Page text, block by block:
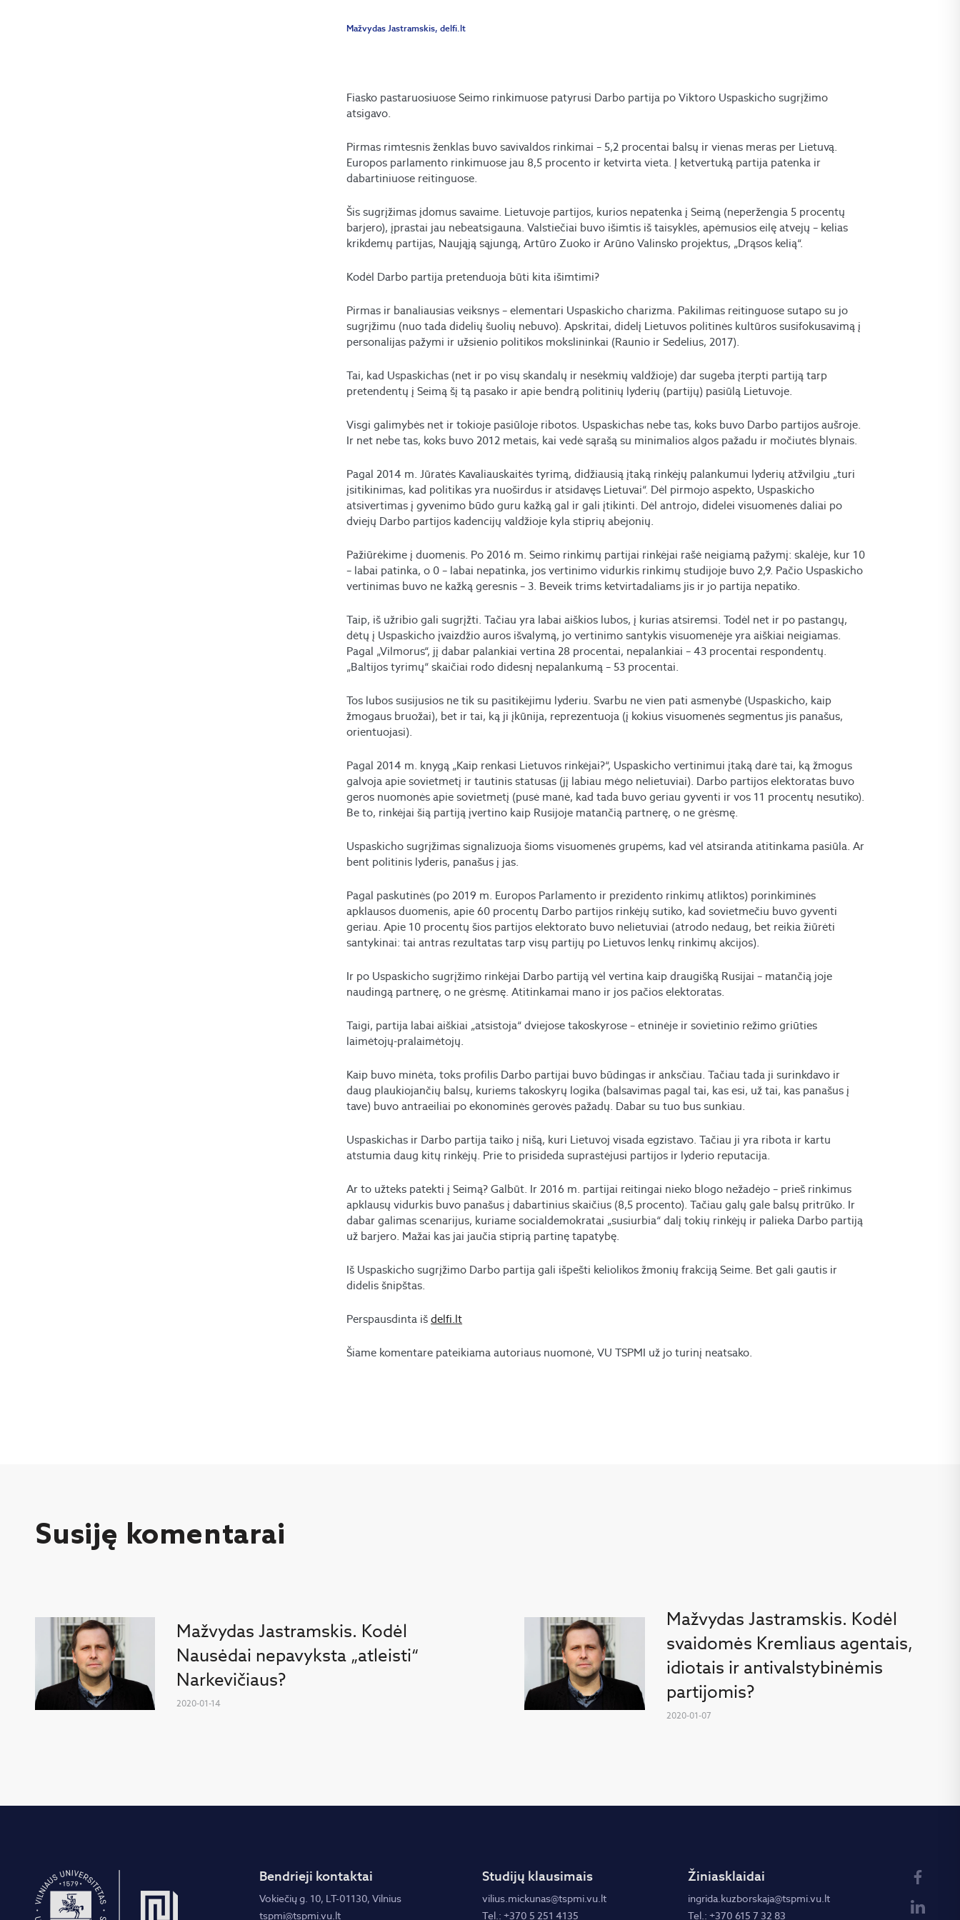
Mažvydas Jastramskis, delfi.lt
Fiasko pastaruosiuose Seimo rinkimuose patyrusi Darbo partija po Viktoro Uspaskicho sugrįžimo
atsigavo.
Pirmas rimtesnis ženklas buvo savivaldos rinkimai – 5,2 procentai balsų ir vienas meras per Lietuvą.
Europos parlamento rinkimuose jau 8,5 procento ir ketvirta vieta. Į ketvertuką partija patenka ir
dabartiniuose reitinguose.
Šis sugrįžimas įdomus savaime. Lietuvoje partijos, kurios nepatenka į Seimą (neperžengia 5 procentų
barjero), įprastai jau nebeatsigauna. Valstiečiai buvo išimtis iš taisyklės, apėmusios eilę atvejų – kelias
krikdemų partijas, Naująją sąjungą, Artūro Zuoko ir Arūno Valinsko projektus, „Drąsos kelią“.
Kodėl Darbo partija pretenduoja būti kita išimtimi?
Pirmas ir banaliausias veiksnys – elementari Uspaskicho charizma. Pakilimas reitinguose sutapo su jo
sugrįžimu (nuo tada didelių šuolių nebuvo). Apskritai, didelį Lietuvos politinės kultūros susifokusavimą į
personalijas pažymi ir užsienio politikos mokslininkai (Raunio ir Sedelius, 2017).
Tai, kad Uspaskichas (net ir po visų skandalų ir nesėkmių valdžioje) dar sugeba įterpti partiją tarp
pretendentų į Seimą šį tą pasako ir apie bendrą politinių lyderių (partijų) pasiūlą Lietuvoje.
Visgi galimybės net ir tokioje pasiūloje ribotos. Uspaskichas nebe tas, koks buvo Darbo partijos aušroje.
Ir net nebe tas, koks buvo 2012 metais, kai vedė sąrašą su minimalios algos pažadu ir močiutės blynais.
Pagal 2014 m. Jūratės Kavaliauskaitės tyrimą, didžiausią įtaką rinkėjų palankumui lyderių atžvilgiu „turi
įsitikinimas, kad politikas yra nuoširdus ir atsidavęs Lietuvai“. Dėl pirmojo aspekto, Uspaskicho
atsivertimas į gyvenimo būdo guru kažką gal ir gali įtikinti. Dėl antrojo, didelei visuomenės daliai po
dviejų Darbo partijos kadencijų valdžioje kyla stiprių abejonių.
Pažiūrėkime į duomenis. Po 2016 m. Seimo rinkimų partijai rinkėjai rašė neigiamą pažymį: skalėje, kur 10
– labai patinka, o 0 – labai nepatinka, jos vertinimo vidurkis rinkimų studijoje buvo 2,9. Pačio Uspaskicho
vertinimas buvo ne kažką geresnis – 3. Beveik trims ketvirtadaliams jis ir jo partija nepatiko.
Taip, iš užribio gali sugrįžti. Tačiau yra labai aiškios lubos, į kurias atsiremsi. Todėl net ir po pastangų,
dėtų į Uspaskicho įvaizdžio auros išvalymą, jo vertinimo santykis visuomenėje yra aiškiai neigiamas.
Pagal „Vilmorus“, jį dabar palankiai vertina 28 procentai, nepalankiai – 43 procentai respondentų.
„Baltijos tyrimų“ skaičiai rodo didesnį nepalankumą – 53 procentai.
Tos lubos susijusios ne tik su pasitikėjimu lyderiu. Svarbu ne vien pati asmenybė (Uspaskicho, kaip
žmogaus bruožai), bet ir tai, ką ji įkūnija, reprezentuoja (į kokius visuomenės segmentus jis panašus,
orientuojasi).
Pagal 2014 m. knygą „Kaip renkasi Lietuvos rinkėjai?“, Uspaskicho vertinimui įtaką darė tai, ką žmogus
galvoja apie sovietmetį ir tautinis statusas (jį labiau mėgo nelietuviai). Darbo partijos elektoratas buvo
geros nuomonės apie sovietmetį (pusė manė, kad tada buvo geriau gyventi ir vos 11 procentų nesutiko).
Be to, rinkėjai šią partiją įvertino kaip Rusijoje matančią partnerę, o ne grėsmę.
Uspaskicho sugrįžimas signalizuoja šioms visuomenės grupėms, kad vėl atsiranda atitinkama pasiūla. Ar
bent politinis lyderis, panašus į jas.
Pagal paskutinės (po 2019 m. Europos Parlamento ir prezidento rinkimų atliktos) porinkiminės
apklausos duomenis, apie 60 procentų Darbo partijos rinkėjų sutiko, kad sovietmečiu buvo gyventi
geriau. Apie 10 procentų šios partijos elektorato buvo nelietuviai (atrodo nedaug, bet reikia žiūrėti
santykinai: tai antras rezultatas tarp visų partijų po Lietuvos lenkų rinkimų akcijos).
Ir po Uspaskicho sugrįžimo rinkėjai Darbo partiją vėl vertina kaip draugišką Rusijai – matančią joje
naudingą partnerę, o ne grėsmę. Atitinkamai mano ir jos pačios elektoratas.
Taigi, partija labai aiškiai „atsistoja“ dviejose takoskyrose – etninėje ir sovietinio režimo griūties
laimėtojų-pralaimėtojų.
Kaip buvo minėta, toks profilis Darbo partijai buvo būdingas ir anksčiau. Tačiau tada ji surinkdavo ir
daug plaukiojančių balsų, kuriems takoskyrų logika (balsavimas pagal tai, kas esi, už tai, kas panašus į
tave) buvo antraeiliai po ekonominės gerovės pažadų. Dabar su tuo bus sunkiau.
Uspaskichas ir Darbo partija taiko į nišą, kuri Lietuvoj visada egzistavo. Tačiau ji yra ribota ir kartu
atstumia daug kitų rinkėjų. Prie to prisideda suprastėjusi partijos ir lyderio reputacija.
Ar to užteks patekti į Seimą? Galbūt. Ir 2016 m. partijai reitingai nieko blogo nežadėjo – prieš rinkimus
apklausų vidurkis buvo panašus į dabartinius skaičius (8,5 procento). Tačiau galų gale balsų pritrūko. Ir
dabar galimas scenarijus, kuriame socialdemokratai „susiurbia“ dalį tokių rinkėjų ir palieka Darbo partiją
už barjero. Mažai kas jai jaučia stiprią partinę tapatybę.
Iš Uspaskicho sugrįžimo Darbo partija gali išpešti keliolikos žmonių frakciją Seime. Bet gali gautis ir
didelis šnipštas.
Perspausdinta išdelfi.lt
Šiame komentare pateikiama autoriaus nuomonė, VU TSPMI už jo turinį neatsako.
Susiję komentarai
Mažvydas Jastramskis. Kodėl
Nausėdai nepavyksta „atleisti“
Narkevičiaus?
2020-01-14
Mažvydas Jastramskis. Kodėl
svaidomės Kremliaus agentais,
idiotais ir antivalstybinėmis
partijomis?
2020-01-07
Bendrieji kontaktai
Vokiečių g. 10, LT-01130, Vilnius
tspmi@tspmi.vu.lt
Studijų klausimais
vilius.mickunas@tspmi.vu.lt
Tel.: +370 5 251 4135
Žiniasklaidai
ingrida.kuzborskaja@tspmi.vu.lt
Tel.: +370 615 7 32 83